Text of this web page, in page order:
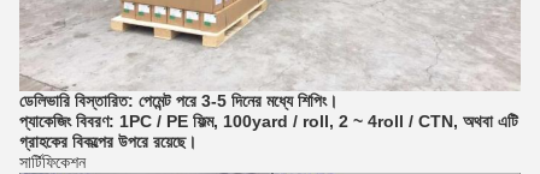
ডেলিভারি বিস্তারিত: পেমেন্ট পরে 3-5 দিনের মধ্যে শিপিং।
প্যাকেজিং বিবরণ: 1PC / PE ফিল্ম, 100yard / roll, 2 ~ 4roll / CTN, অথবা এটি
গ্রাহকের বিকল্পের উপরে রয়েছে।
সার্টিফিকেশন